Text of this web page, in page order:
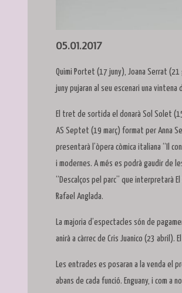
05.01.2017
Quimi Portet (17 juny), Joana Serrat
juny pujaran al seu escenari una
El tret de sortida el donarà Sol Solet
AS Septet (19 març) format per Anna
presentarà l’òpera còmica italiana “Il
i modernes. A més es podrà gaudir de
“Descalços pel parc” que interpretarà
Rafael Anglada.
La majoria d’espectacles són de
anirà a càrrec de Cris Juanico (23
Les entrades es posaran a la venda el
abans de cada funció. Enguany, i com